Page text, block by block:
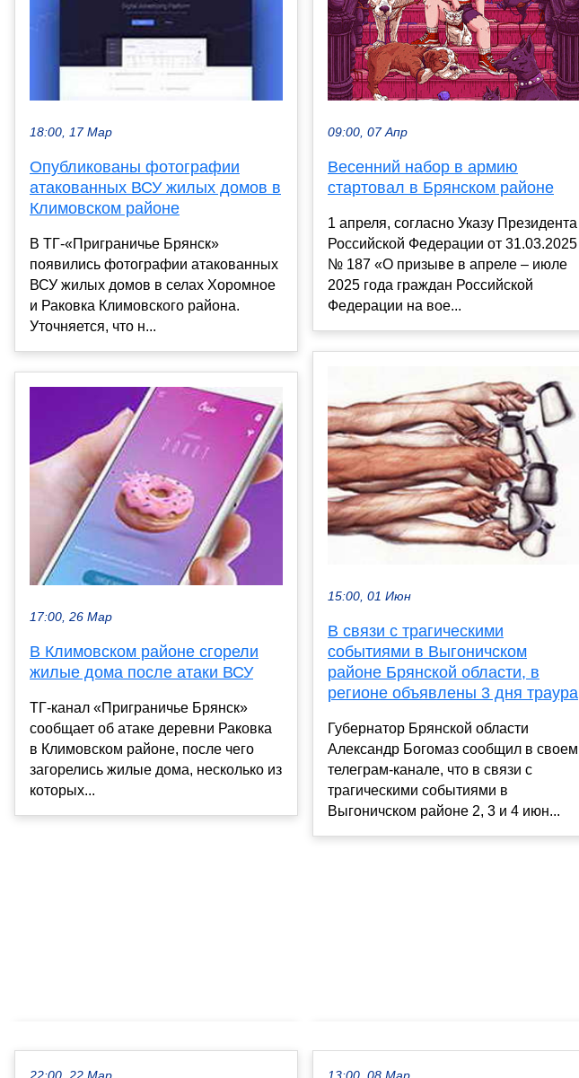
18:00, 17 Мар
Опубликованы фотографии
атакованных ВСУ жилых домов в
Климовском районе
В ТГ-«Приграничье Брянск»
появились фотографии атакованных
ВСУ жилых домов в селах Хоромное
и Раковка Климовского района.
Уточняется, что н...
17:00, 26 Мар
В Климовском районе сгорели
жилые дома после атаки ВСУ
ТГ-канал «Приграничье Брянск»
сообщает об атаке деревни Раковка
в Климовском районе, после чего
загорелись жилые дома, несколько из
которых...
09:00, 07 Апр
Весенний набор в армию
стартовал в Брянском районе
1 апреля, согласно Указу Президента
Российской Федерации от 31.03.2025
№ 187 «О призыве в апреле – июле
2025 года граждан Российской
Федерации на вое...
15:00, 01 Июн
В связи с трагическими
событиями в Выгоничском
районе Брянской области, в
регионе объявлены 3 дня траура
Губернатор Брянской области
Александр Богомаз сообщил в своем
телеграм-канале, что в связи с
трагическими событиями в
Выгоничском районе 2, 3 и 4 июн...